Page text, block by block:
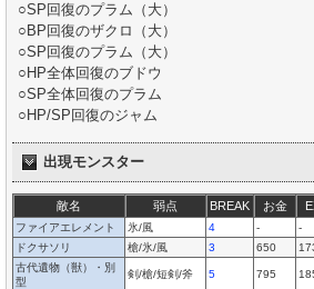
○SP回復のプラム（大）
○BP回復のザクロ（大）
○SP回復のプラム（大）
○HP全体回復のブドウ
○SP全体回復のプラム
○HP/SP回復のジャム
出現モンスター
敵名 弱点 BREAK お金
ファイアエレメント 氷/風 4 - -
ドクサソリ
槍/氷/風 3 650
古代遺物（獣）・別
型
剣/槍/短剣/斧 5 795